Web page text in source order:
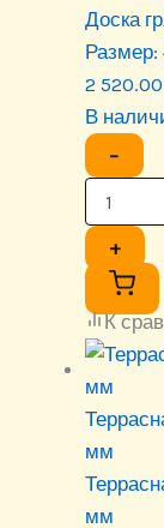
Доска
Размер:
2 520.00
В
−
+
К
мм
мм